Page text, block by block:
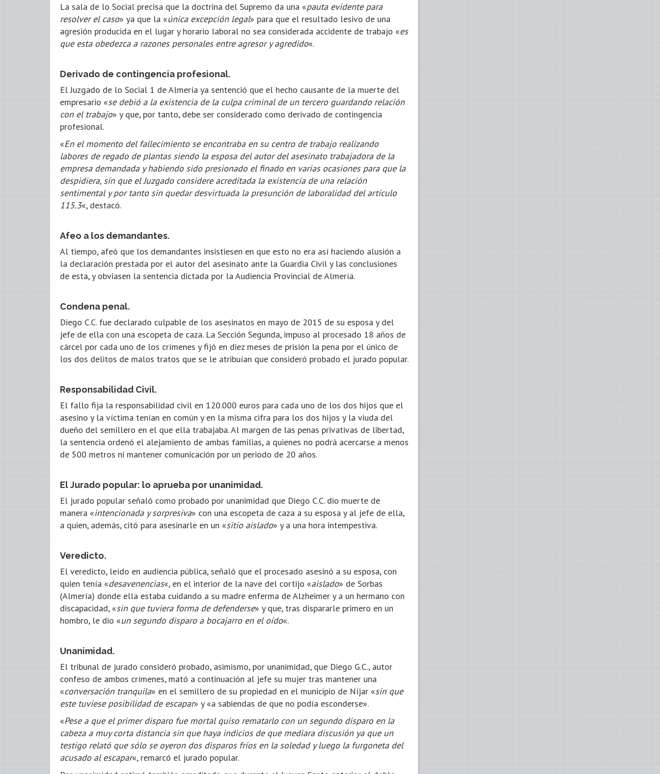
La sala de lo Social precisa que la doctrina del Supremo da una «pauta evidente para
resolver el caso» ya que la «única excepción legal» para que el resultado lesivo de una
agresión producida en el lugar y horario laboral no sea considerada accidente de trabajo «es
que esta obedezca a razones personales entre agresor y agredido«.
Derivado de contingencia profesional.
El Juzgado de lo Social 1 de Almería ya sentenció que el hecho causante de la muerte del
empresario «se debió a la existencia de la culpa criminal de un tercero guardando relación
con el trabajo» y que, por tanto, debe ser considerado como derivado de contingencia
profesional.
«En el momento del fallecimiento se encontraba en su centro de trabajo realizando
labores de regado de plantas siendo la esposa del autor del asesinato trabajadora de la
empresa demandada y habiendo sido presionado el finado en varias ocasiones para que la
despidiera, sin que el Juzgado considere acreditada la existencia de una relación
sentimental y por tanto sin quedar desvirtuada la presunción de laboralidad del artículo
115.3«, destacó.
Afeo a los demandantes.
Al tiempo, afeó que los demandantes insistiesen en que esto no era así haciendo alusión a
la declaración prestada por el autor del asesinato ante la Guardia Civil y las conclusiones
de esta, y obviasen la sentencia dictada por la Audiencia Provincial de Almería.
Condena penal.
Diego C.C. fue declarado culpable de los asesinatos en mayo de 2015 de su esposa y del
jefe de ella con una escopeta de caza. La Sección Segunda, impuso al procesado 18 años de
cárcel por cada uno de los crímenes y fijó en diez meses de prisión la pena por el único de
los dos delitos de malos tratos que se le atribuían que consideró probado el jurado popular.
Responsabilidad Civil.
El fallo fija la responsabilidad civil en 120.000 euros para cada uno de los dos hijos que el
asesino y la víctima tenían en común y en la misma cifra para los dos hijos y la viuda del
dueño del semillero en el que ella trabajaba. Al margen de las penas privativas de libertad,
la sentencia ordenó el alejamiento de ambas familias, a quienes no podrá acercarse a menos
de 500 metros ni mantener comunicación por un periodo de 20 años.
El Jurado popular: lo aprueba por unanimidad.
El jurado popular señaló como probado por unanimidad que Diego C.C. dio muerte de
manera «intencionada y sorpresiva» con una escopeta de caza a su esposa y al jefe de ella,
a quien, además, citó para asesinarle en un «sitio aislado» y a una hora intempestiva.
Veredicto.
El veredicto, leído en audiencia pública, señaló que el procesado asesinó a su esposa, con
quien tenía «desavenencias«, en el interior de la nave del cortijo «aislado» de Sorbas
(Almería) donde ella estaba cuidando a su madre enferma de Alzheimer y a un hermano con
discapacidad, «sin que tuviera forma de defenderse» y que, tras dispararle primero en un
hombro, le dio «un segundo disparo a bocajarro en el oído«.
Unanimidad.
El tribunal de jurado consideró probado, asimismo, por unanimidad, que Diego G.C., autor
confeso de ambos crímenes, mató a continuación al jefe su mujer tras mantener una
«conversación tranquila» en el semillero de su propiedad en el municipio de Níjar «sin que
este tuviese posibilidad de escapar» y «a sabiendas de que no podía esconderse».
«Pese a que el primer disparo fue mortal quiso rematarlo con un segundo disparo en la
cabeza a muy corta distancia sin que haya indicios de que mediara discusión ya que un
testigo relató que sólo se oyeron dos disparos fríos en la soledad y luego la furgoneta del
acusado al escapar«, remarcó el jurado popular.